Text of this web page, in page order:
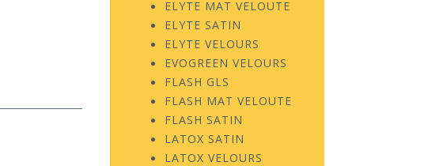
ELYTE MAT VELOUTE
ELYTE SATIN
ELYTE VELOURS
EVOGREEN VELOURS
FLASH GLS
FLASH MAT VELOUTE
FLASH SATIN
LATOX SATIN
LATOX VELOURS